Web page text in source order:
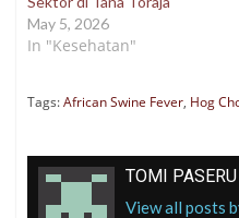
May 5, 2026
In "Kesehatan"
Tags:African Swine Fever, Hog
TOMI PASERU
View all posts